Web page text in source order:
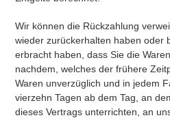
Wir können die Rückzahlung
wieder zurückerhalten haben oder
erbracht haben, dass Sie die
nachdem, welches der frühere
Waren unverzüglich und in jedem
vierzehn Tagen ab dem Tag, an
dieses Vertrags unterrichten, an